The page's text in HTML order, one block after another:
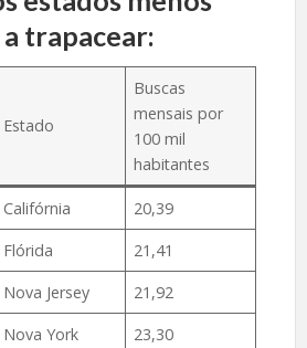
trapacear:
Estado
Buscas
mensais por
100 mil
habitantes
Califórnia
20,39
Flórida
21,41
Nova Jersey
21,92
Nova York
23,30